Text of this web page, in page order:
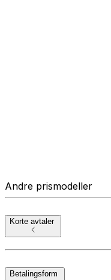
Andre prismodeller
Korte avtaler
Betalingsform